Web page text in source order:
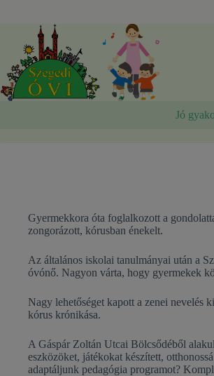
Jó
Gyermekkora óta foglalkozott a
zongorázott, kórusban énekelt.
Az általános iskolai tanulmányai után a
óvónő. Nagyon várta, hogy gyermekek
Nagy lehetőséget kapott a zenei nevelés
kórus krónikása.
A Gáspár Zoltán Utcai Bölcsődéből
eszközöket, játékokat készített,
adaptáljunk pedagógia programot?